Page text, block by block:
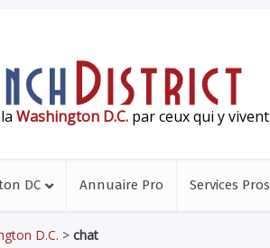
Washington D.C. par ceux qui y vivent
DC Annuaire Pro Services Pros
D.C. > chat